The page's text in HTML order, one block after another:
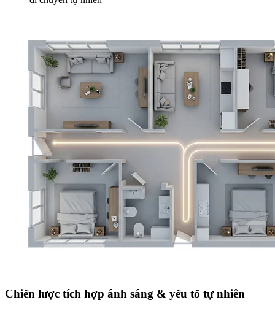
Chiến lược tích hợp ánh sáng & yếu tố tự nhiên